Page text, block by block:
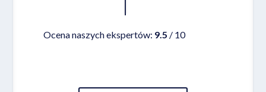
Ocena naszych ekspertów: 9.5 / 10